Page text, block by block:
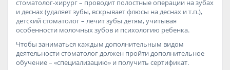
стоматолог-хирург – проводит полостные операции на зубах
и деснах (удаляет зубы, вскрывает флюсы на деснах и т.п.),
детский стоматолог – лечит зубы детям, учитывая
особенности молочных зубов и психологию ребенка.
Чтобы заниматься каждым дополнительным видом
деятельности стоматолог должен пройти дополнительное
обучение – «специализацию» и получить сертификат.